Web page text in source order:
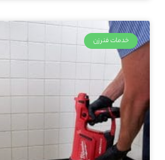
خدمات فنرزن